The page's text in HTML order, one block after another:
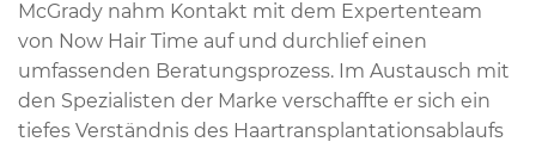
McGrady nahm Kontakt mit dem Expertenteam
von Now Hair Time auf und durchlief einen
umfassenden Beratungsprozess. Im Austausch mit
den Spezialisten der Marke verschaffte er sich ein
tiefes Verständnis des Haartransplantationsablaufs